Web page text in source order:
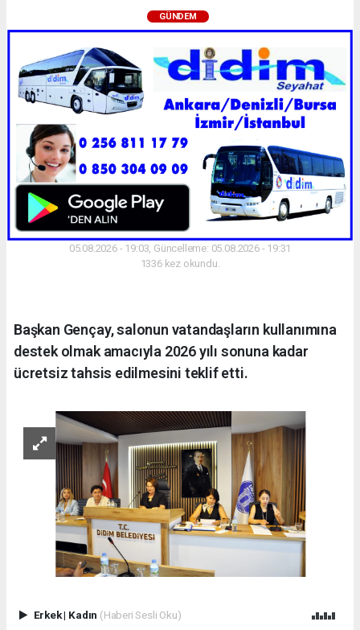
GÜNDEM
05.08.2026 - 19:03, Güncelleme: 05.08.2026 - 19:31
1336 kez okundu.
Başkan Gençay, salonun vatandaşların kullanımına
destek olmak amacıyla 2026 yılı sonuna kadar
ücretsiz tahsis edilmesini teklif etti.
Erkek| Kadın (Haberi Sesli Oku)